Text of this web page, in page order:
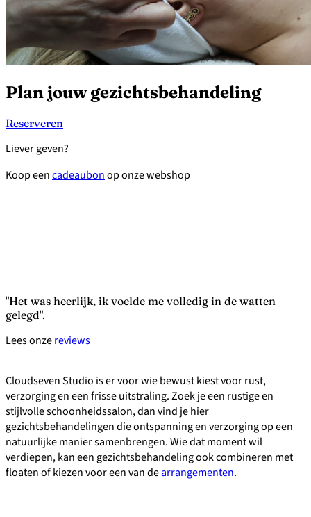
Plan jouw gezichtsbehandeling
Reserveren
Liever geven?
Koop eencadeaubonop onze webshop
Het was heerlijk, ik voelde me volledig in de watten
gelegd
Lees onzereviews
Cloudseven Studio is er voor wie bewust kiest voor rust,
verzorging en een frisse uitstraling. Zoek je een rustige en
stijlvolle schoonheidssalon, dan vind je hier
gezichtsbehandelingen die ontspanning en verzorging op een
natuurlijke manier samenbrengen. Wie dat moment wil
verdiepen, kan een gezichtsbehandeling ook combineren met
floaten of kiezen voor een van dearrangementen.